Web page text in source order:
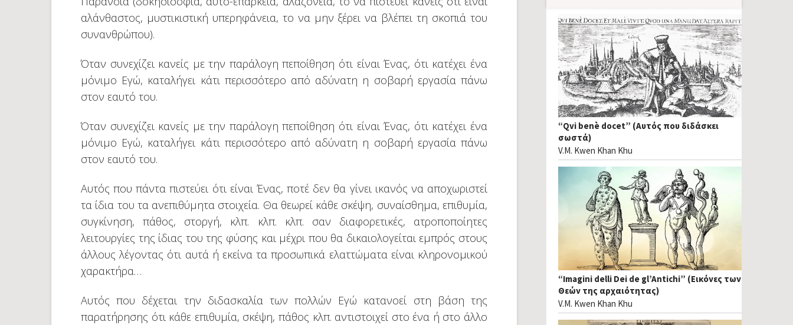
αλάνθαστος, μυστικιστική υπερηφάνεια, το να μην ξέρει να βλέπει τη σκοπιά του
συνανθρώπου).
Όταν συνεχίζει κανείς με την παράλογη πεποίθηση ότι είναι Ένας, ότι κατέχει ένα
μόνιμο Εγώ, καταλήγει κάτι περισσότερο από αδύνατη η σοβαρή εργασία πάνω
στον εαυτό του.
Όταν συνεχίζει κανείς με την παράλογη πεποίθηση ότι είναι Ένας, ότι κατέχει ένα
μόνιμο Εγώ, καταλήγει κάτι περισσότερο από αδύνατη η σοβαρή εργασία πάνω
στον εαυτό του.
Αυτός που πάντα πιστεύει ότι είναι Ένας, ποτέ δεν θα γίνει ικανός να αποχωριστεί
τα ίδια του τα ανεπιθύμητα στοιχεία. Θα θεωρεί κάθε σκέψη, συναίσθημα, επιθυμία,
συγκίνηση, πάθος, στοργή, κλπ. κλπ. κλπ. σαν διαφορετικές, ατροποποίητες
λειτουργίες της ίδιας του της φύσης και μέχρι που θα δικαιολογείται εμπρός στους
άλλους λέγοντας ότι αυτά ή εκείνα τα προσωπικά ελαττώματα είναι κληρονομικού
χαρακτήρα…
Αυτός που δέχεται την διδασκαλία των πολλών Εγώ κατανοεί στη βάση της
παρατήρησης ότι κάθε επιθυμία, σκέψη, πάθος κλπ. αντιστοιχεί στο ένα ή στο άλλο
“Qvi benè docet” (Αυτός που διδάσκει
σωστά)
V.M. Kwen Khan Khu
“Imagini delli Dei de gl’Antichi” (Εικόνες των
Θεών της αρχαιότητας)
V.M. Kwen Khan Khu